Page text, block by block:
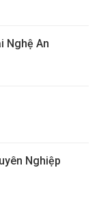
Nghệ An
Nghiệp